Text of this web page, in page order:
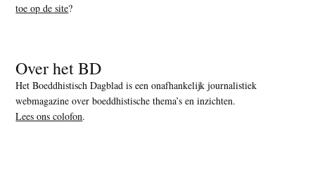
toe op de site?
Over het BD
Het Boeddhistisch Dagblad is een onafhankelijk journalistiek
webmagazine over boeddhistische thema’s en inzichten.
Lees ons colofon.